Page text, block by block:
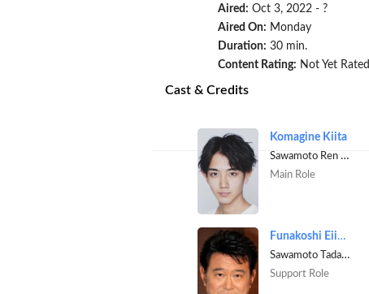
Aired: Oct 3, 2022 - ?
Aired On: Monday
Duration: 30 min.
Content Rating: Not Yet Rated
Cast & Credits
Komagine Kiita
Sawamoto Ren [Electrician]
Main Role
Funakoshi Eiichiro
Sawamoto Tadashi [Ren's father]
Support Role